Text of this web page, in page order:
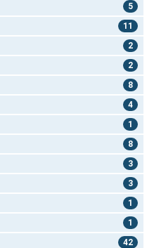
5
11
2
2
8
4
1
8
3
3
1
1
42